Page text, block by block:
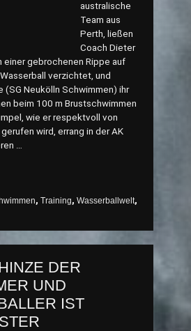
australische
Team aus
Perth, ließen
Coach Dieter
einer gebrochenen Rippe auf
verzichtet, und
(SG Neukölln Schwimmen) ihr
beim 100 m Brustschwimmen
wie er respektvoll von
wird, errang in der AK
…
, Training, Wasserballwelt,
DER
UND
IST